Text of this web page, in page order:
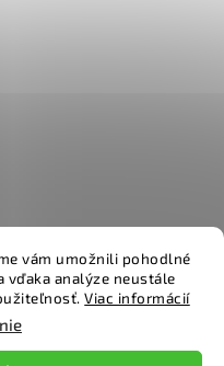
vám umožnili pohodlné
vďaka analýze neustále
Viac informácií